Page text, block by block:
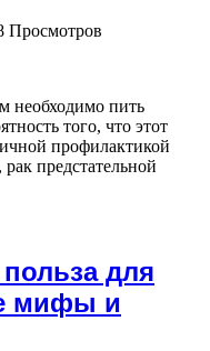
Просмотров
необходимо пить
того, что этот
профилактикой
предстательной
для
мифы и